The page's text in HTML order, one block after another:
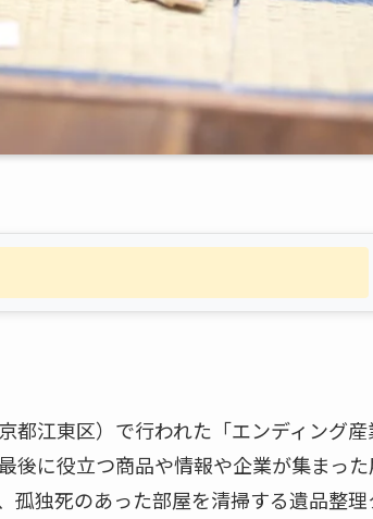
都江東区）で行われた「エンディング産
後に役立つ商品や情報や企業が集まっ
孤独死のあった部屋を清掃する遺品整理